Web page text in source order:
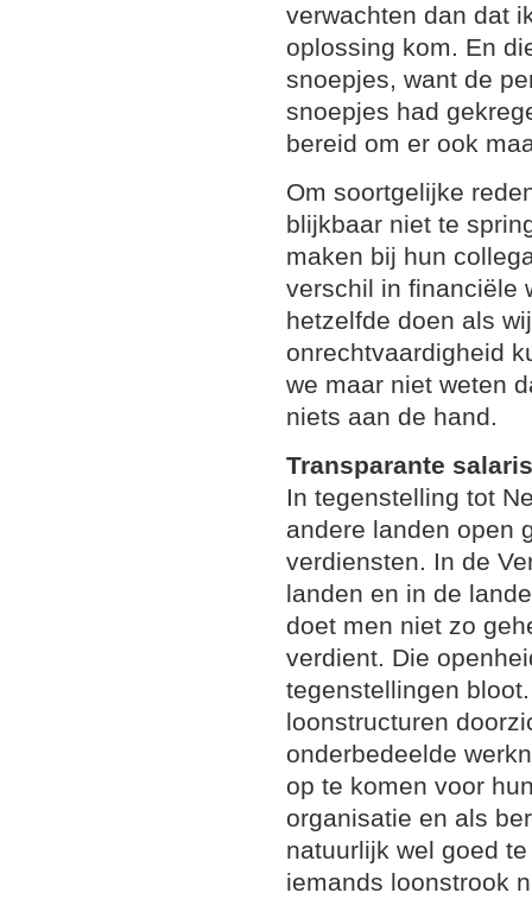
verwachten dan dat
oplossing kom. En
snoepjes, want de
snoepjes had
bereid om er ook
Om soortgelijke
blijkbaar niet te
maken bij hun
verschil in financiële
hetzelfde doen als
onrechtvaardigheid
we maar niet weten
niets aan de hand.
Transparante
In tegenstelling tot
andere landen open
verdiensten. In de
landen en in de
doet men niet zo
verdient. Die
tegenstellingen
loonstructuren
onderbedeelde
op te komen voor
organisatie en als
natuurlijk wel goed
iemands loonstrook